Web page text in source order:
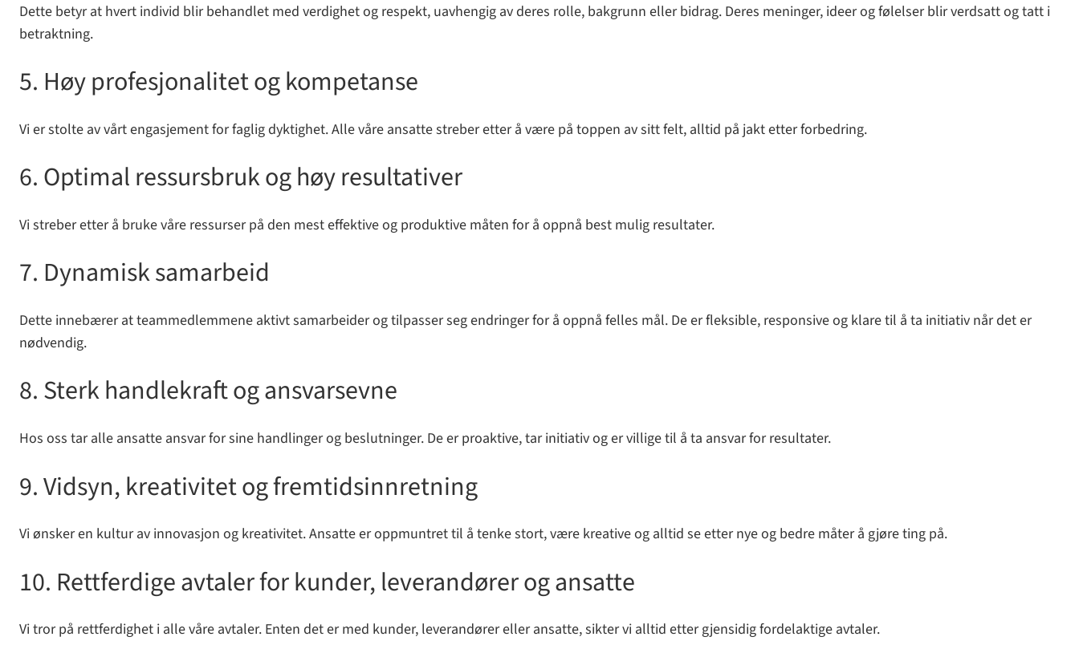
Dette betyr at hvert individ blir behandlet med verdighet og respekt, uavhengig av deres rolle, bakgrunn eller bidrag. Deres meninger, ideer og følelser blir verdsatt og tatt i
betraktning.
5. Høy profesjonalitet og kompetanse
Vi er stolte av vårt engasjement for faglig dyktighet. Alle våre ansatte streber etter å være på toppen av sitt felt, alltid på jakt etter forbedring.
6. Optimal ressursbruk og høy resultativer
Vi streber etter å bruke våre ressurser på den mest effektive og produktive måten for å oppnå best mulig resultater.
7. Dynamisk samarbeid
Dette innebærer at teammedlemmene aktivt samarbeider og tilpasser seg endringer for å oppnå felles mål. De er fleksible, responsive og klare til å ta initiativ når det er
nødvendig.
8. Sterk handlekraft og ansvarsevne
Hos oss tar alle ansatte ansvar for sine handlinger og beslutninger. De er proaktive, tar initiativ og er villige til å ta ansvar for resultater.
9. Vidsyn, kreativitet og fremtidsinnretning
Vi ønsker en kultur av innovasjon og kreativitet. Ansatte er oppmuntret til å tenke stort, være kreative og alltid se etter nye og bedre måter å gjøre ting på.
10. Rettferdige avtaler for kunder, leverandører og ansatte
Vi tror på rettferdighet i alle våre avtaler. Enten det er med kunder, leverandører eller ansatte, sikter vi alltid etter gjensidig fordelaktige avtaler.